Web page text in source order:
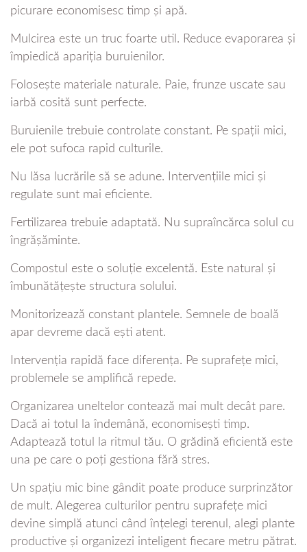
picurare economisesc timp și apă.
Mulcirea este un truc foarte util. Reduce evaporarea și
împiedică apariția buruienilor.
Folosește materiale naturale. Paie, frunze uscate sau
iarbă cosită sunt perfecte.
Buruienile trebuie controlate constant. Pe spații mici,
ele pot sufoca rapid culturile.
Nu lăsa lucrările să se adune. Intervențiile mici și
regulate sunt mai eficiente.
Fertilizarea trebuie adaptată. Nu supraîncărca solul cu
îngrășăminte.
Compostul este o soluție excelentă. Este natural și
îmbunătățește structura solului.
Monitorizează constant plantele. Semnele de boală
apar devreme dacă ești atent.
Intervenția rapidă face diferența. Pe suprafețe mici,
problemele se amplifică repede.
Organizarea uneltelor contează mai mult decât pare.
Dacă ai totul la îndemână, economisești timp.
Adaptează totul la ritmul tău. O grădină eficientă este
una pe care o poți gestiona fără stres.
Un spațiu mic bine gândit poate produce surprinzător
de mult. Alegerea culturilor pentru suprafețe mici
devine simplă atunci când înțelegi terenul, alegi plante
productive și organizezi inteligent fiecare metru pătrat.